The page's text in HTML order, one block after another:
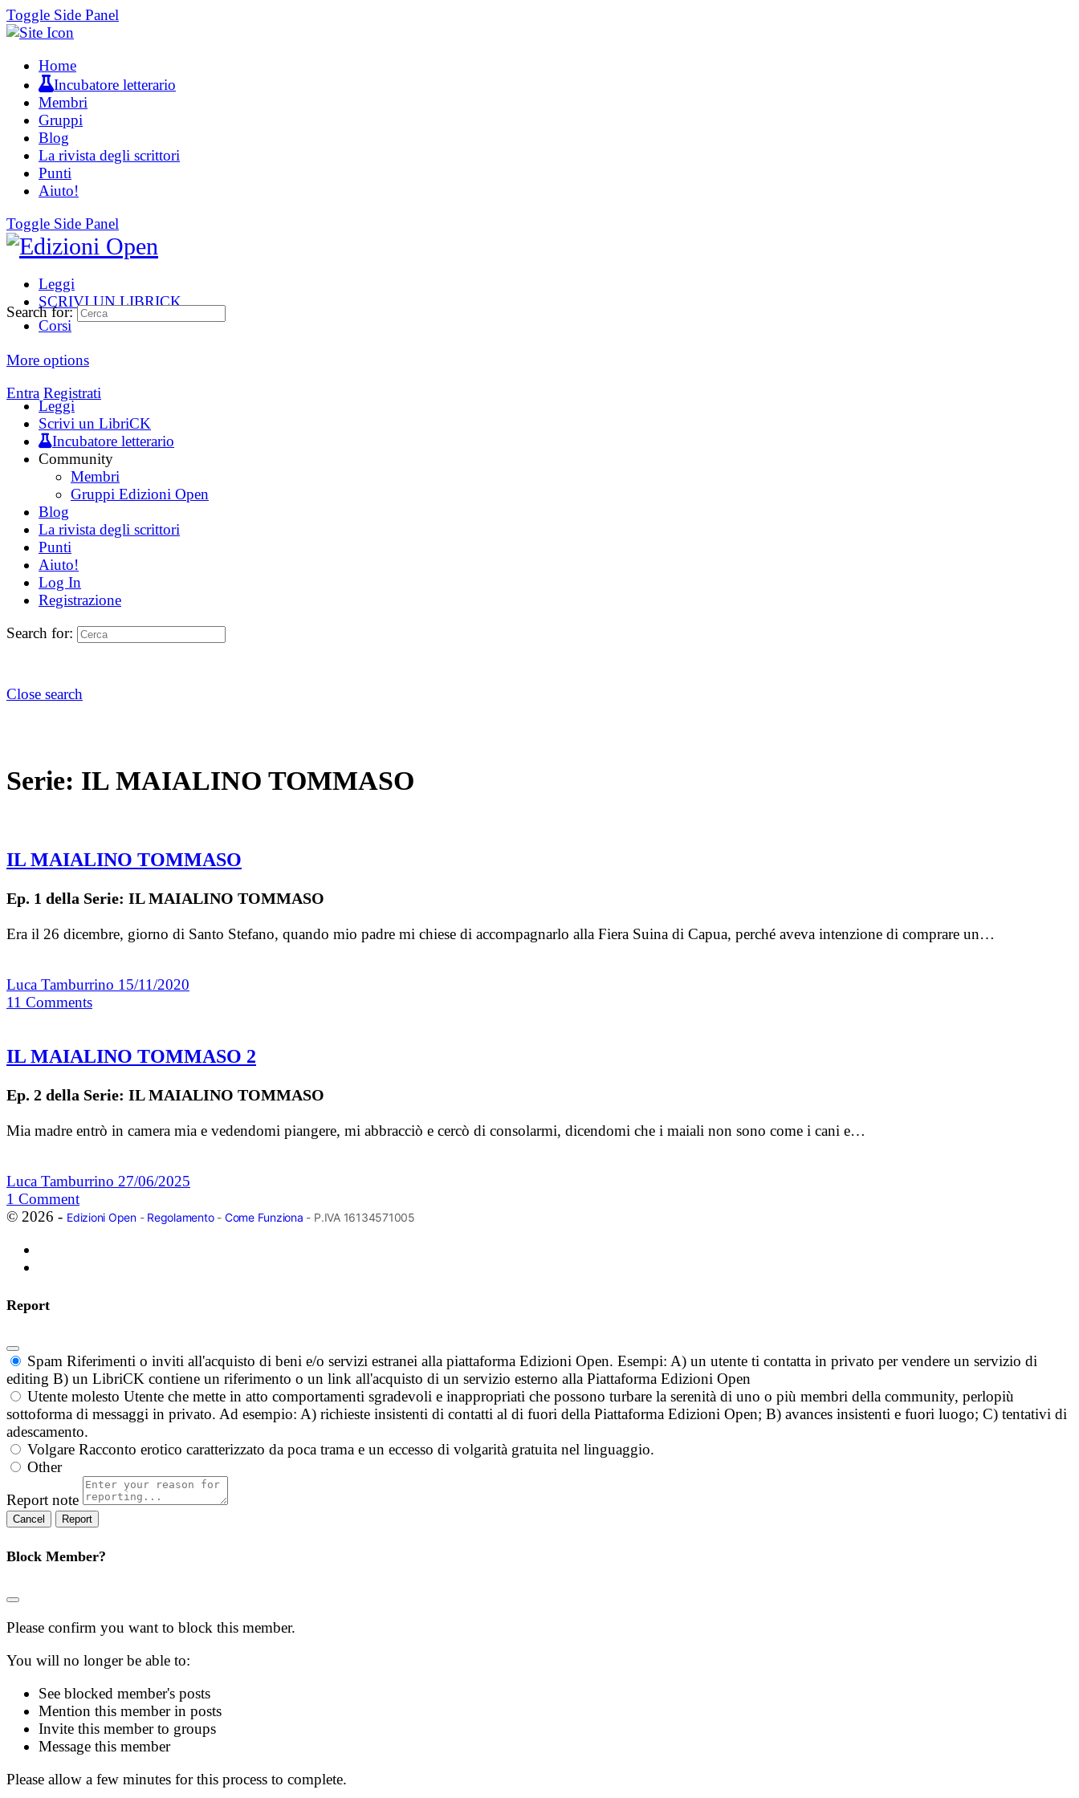
Toggle Side Panel
Home
Incubatore letterario
Membri
Gruppi
Blog
La rivista degli scrittori
Punti
Aiuto!
Toggle Side Panel
Leggi
SCRIVI UN LIBRICK
Corsi
More options
Entra Registrati
Search for:
Leggi
Scrivi un LibriCK
Incubatore letterario
Community
Membri
Gruppi Edizioni Open
Blog
La rivista degli scrittori
Punti
Aiuto!
Log In
Registrazione
Search for:
Close search
Serie: IL MAIALINO TOMMASO
IL MAIALINO TOMMASO
Ep. 1 della Serie: IL MAIALINO TOMMASO
Era il 26 dicembre, giorno di Santo Stefano, quando mio padre mi chiese di accompagnarlo alla Fiera Suina di Capua, perché aveva intenzione di comprare un…
Luca Tamburrino 15/11/2020
11 Comments
IL MAIALINO TOMMASO 2
Ep. 2 della Serie: IL MAIALINO TOMMASO
Mia madre entrò in camera mia e vedendomi piangere, mi abbracciò e cercò di consolarmi, dicendomi che i maiali non sono come i cani e…
Luca Tamburrino 27/06/2025
1 Comment
© 2026 - Edizioni Open- Regolamento- Come Funziona - P.IVA 16134571005
Report
Spam Riferimenti o inviti all'acquisto di beni e/o servizi estranei alla piattaforma Edizioni Open. Esempi: A) un utente ti contatta in privato per vendere un servizio di
editing B) un LibriCK contiene un riferimento o un link all'acquisto di un servizio esterno alla Piattaforma Edizioni Open
Utente molesto Utente che mette in atto comportamenti sgradevoli e inappropriati che possono turbare la serenità di uno o più membri della community, perlopiù
sottoforma di messaggi in privato. Ad esempio: A) richieste insistenti di contatti al di fuori della Piattaforma Edizioni Open; B) avances insistenti e fuori luogo; C) tentativi di
adescamento.
Volgare Racconto erotico caratterizzato da poca trama e un eccesso di volgarità gratuita nel linguaggio.
Other
Report note
Report
Block Member?
Please confirm you want to block this member.
You will no longer be able to:
See blocked member's posts
Mention this member in posts
Invite this member to groups
Message this member
Please allow a few minutes for this process to complete.